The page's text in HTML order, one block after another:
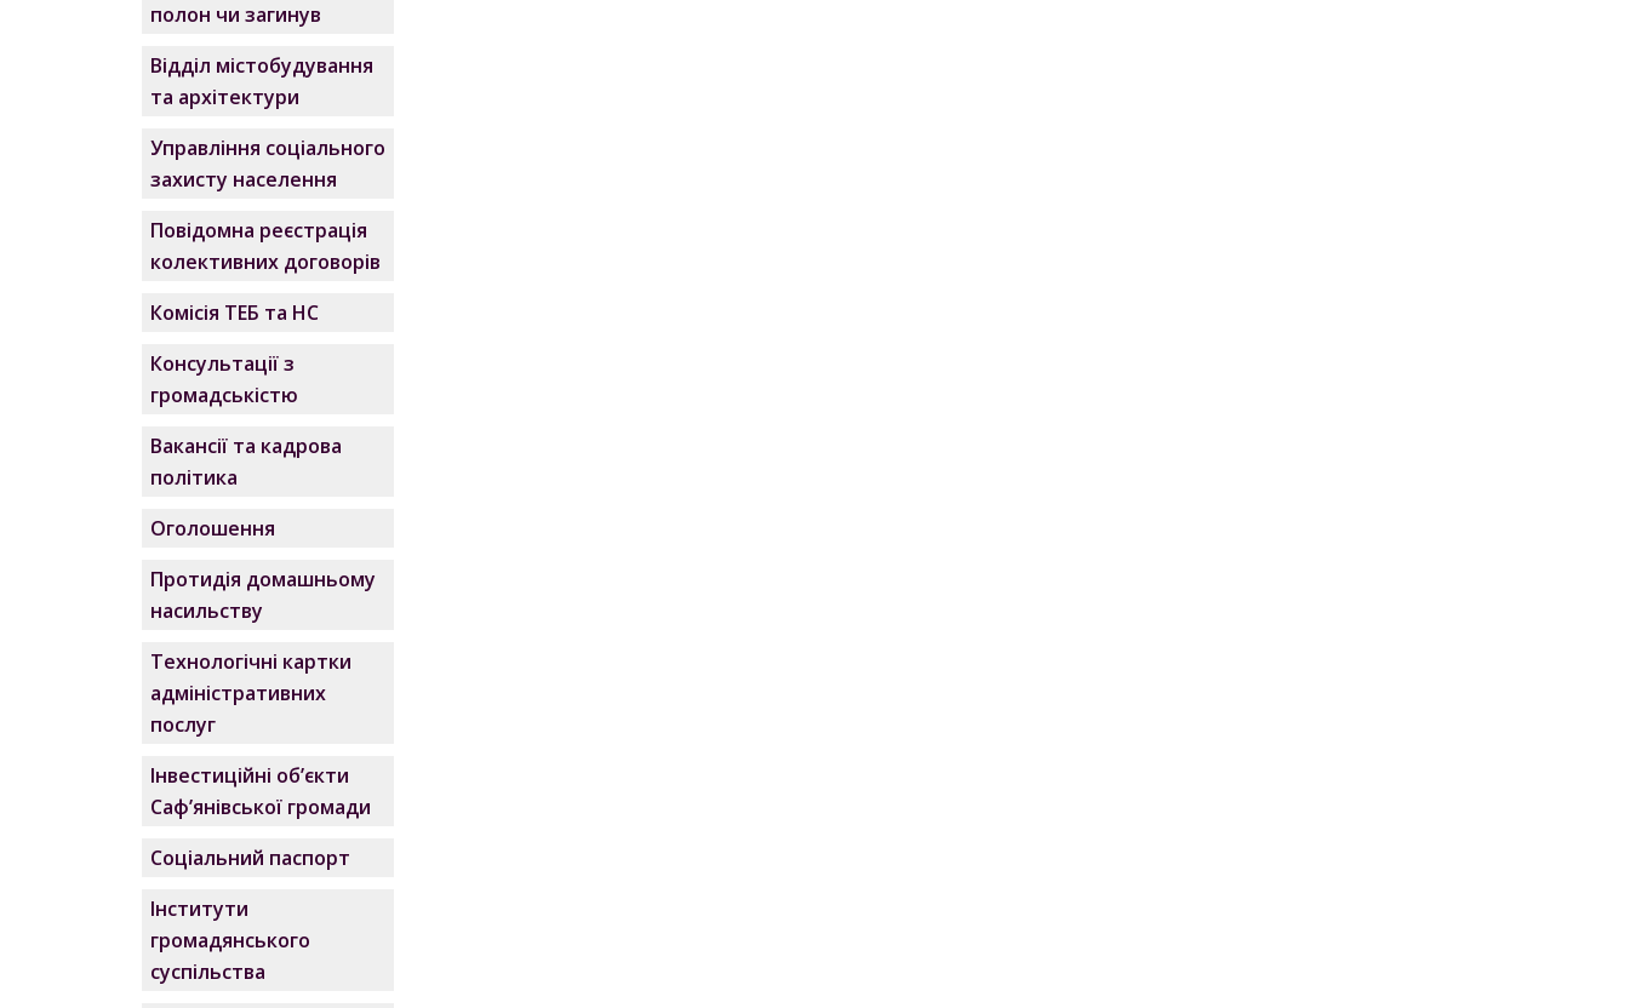
полон чи загинув
Відділ містобудування
та архітектури
Управління соціального
захисту населення
Повідомна реєстрація
колективних договорів
Комісія ТЕБ та НС
Консультації з
громадськістю
Вакансії та кадрова
політика
Оголошення
Протидія домашньому
насильству
Технологічні картки
адміністративних
послуг
Інвестиційні об’єкти
Саф’янівської громади
Соціальний паспорт
Інститути
громадянського
суспільства